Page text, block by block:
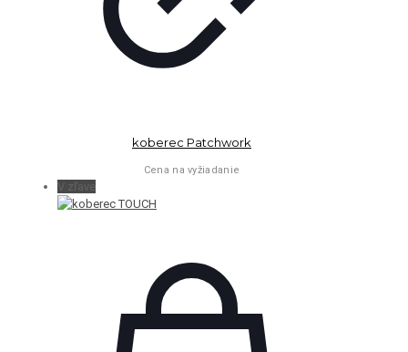
koberec Patchwork
Cena na vyžiadanie
V zľave